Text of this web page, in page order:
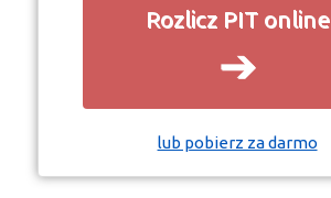
Rozlicz PIT online
➔
lub pobierz za darmo